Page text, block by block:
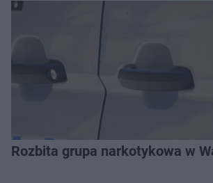
Rozbita grupa narkotykowa w